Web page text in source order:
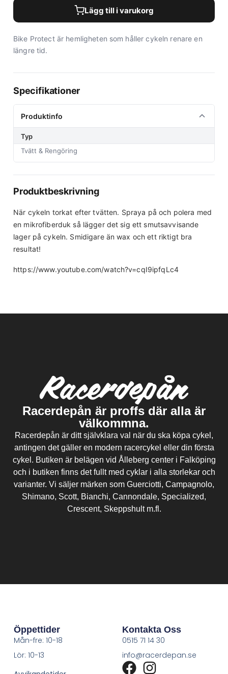
Lägg till i varukorg
Bike Protect är hemligheten som håller cykeln renare en
längre tid.
Specifikationer
Produktinfo
Typ
Tvätt & Rengöring
Produktbeskrivning
När cykeln torkat efter tvätten. Spraya på och polera med
en mikrofiberduk så lägger det sig ett smutsavvisande
lager på cykeln. Smidigare än wax och ett riktigt bra
resultat!
https://www.youtube.com/watch?v=cqI9ipfqLc4
Racerdepån är proffs där alla är
välkommna.
Racerdepån är ditt självklara val när du ska köpa cykel,
antingen det gäller en modern racercykel eller din första
cykel. Butiken är belägen vid Ålleberg center i Falköping
och i butiken finns det fullt med cyklar i alla storlekar och
varianter. Vi säljer märken som Guerciotti, Campagnolo,
Shimano, Scott, Bianchi, Cannondale, Specialized,
Crescent, Skeppshult m.fl.
Öppettider
Mån-fre: 10-18
Lör: 10-13
Kontakta Oss
0515 71 14 30
info@racerdepan.se